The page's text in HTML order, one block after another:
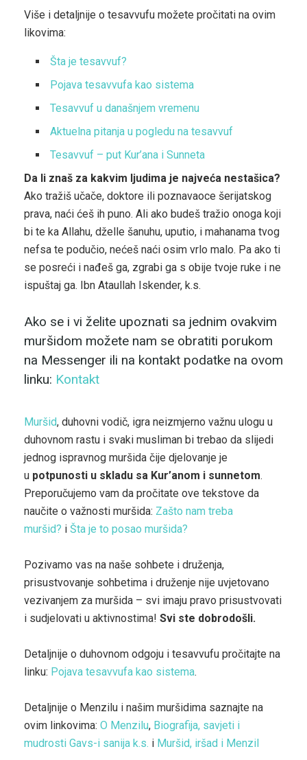
Više i detaljnije o tesavvufu možete pročitati na ovim
likovima:
Šta je tesavvuf?
Pojava tesavvufa kao sistema
Tesavvuf u današnjem vremenu
Aktuelna pitanja u pogledu na tesavvuf
Tesavvuf – put Kur’ana i Sunneta
Da li znaš za kakvim ljudima je najveća nestašica?
Ako tražiš učače, doktore ili poznavaoce šerijatskog
prava, naći ćeš ih puno. Ali ako budeš tražio onoga koji
bi te ka Allahu, dželle šanuhu, uputio, i mahanama tvog
nefsa te podučio, nećeš naći osim vrlo malo. Pa ako ti
se posreći i nađeš ga, zgrabi ga s obije tvoje ruke i ne
ispuštaj ga. Ibn Ataullah Iskender, k.s.
Ako se i vi želite upoznati sa jednim ovakvim
muršidom možete nam se obratiti porukom
na Messenger ili na kontakt podatke na ovom
linku: Kontakt
Muršid, duhovni vodič, igra neizmjerno važnu ulogu u
duhovnom rastu i svaki musliman bi trebao da slijedi
jednog ispravnog muršida čije djelovanje je
u potpunosti u skladu sa Kur’anom i sunnetom.
Preporučujemo vam da pročitate ove tekstove da
naučite o važnosti muršida: Zašto nam treba
muršid? i Šta je to posao muršida?
Pozivamo vas na naše sohbete i druženja,
prisustvovanje sohbetima i druženje nije uvjetovano
vezivanjem za muršida – svi imaju pravo prisustvovati
i sudjelovati u aktivnostima! Svi ste dobrodošli.
Detaljnije o duhovnom odgoju i tesavvufu pročitajte na
linku: Pojava tesavvufa kao sistema.
Detaljnije o Menzilu i našim muršidima saznajte na
ovim linkovima: O Menzilu, Biografija, savjeti i
mudrosti Gavs-i sanija k.s. i Muršid, iršad i Menzil